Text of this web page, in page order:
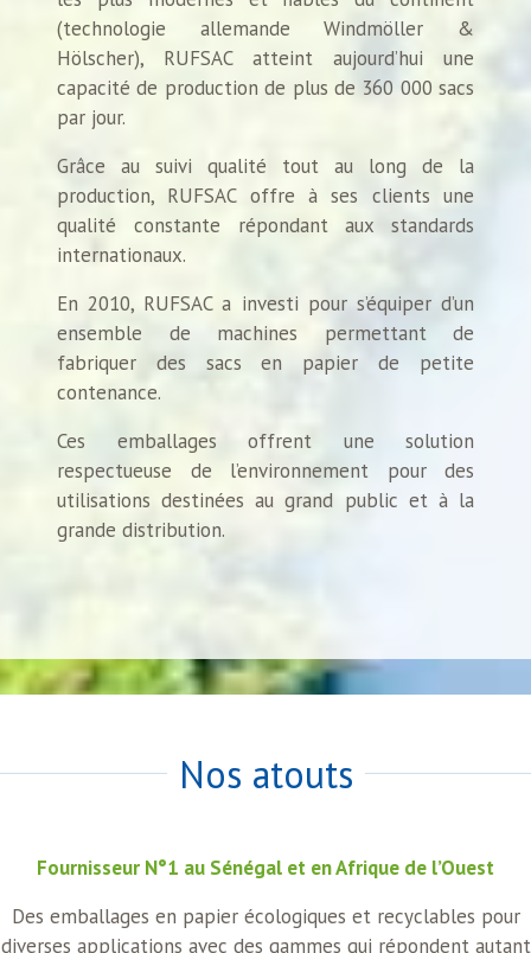
(technologie allemande Windmöller &
Hölscher), RUFSAC atteint aujourd’hui une
capacité de production de plus de 360 000 sacs
par jour.
Grâce au suivi qualité tout au long de la
production, RUFSAC offre à ses clients une
qualité constante répondant aux standards
internationaux.
En 2010, RUFSAC a investi pour s’équiper d’un
ensemble de machines permettant de
fabriquer des sacs en papier de petite
contenance.
Ces emballages offrent une solution
respectueuse de l’environnement pour des
utilisations destinées au grand public et à la
grande distribution.
Nos atouts
Fournisseur N°1 au Sénégal et en Afrique de l’Ouest
Des emballages en papier écologiques et recyclables pour
diverses applications avec des gammes qui répondent autant